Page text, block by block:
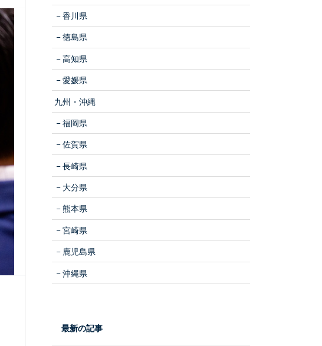
香川県
徳島県
高知県
愛媛県
九州・沖縄
福岡県
佐賀県
長崎県
大分県
熊本県
宮崎県
鹿児島県
沖縄県
最新の記事